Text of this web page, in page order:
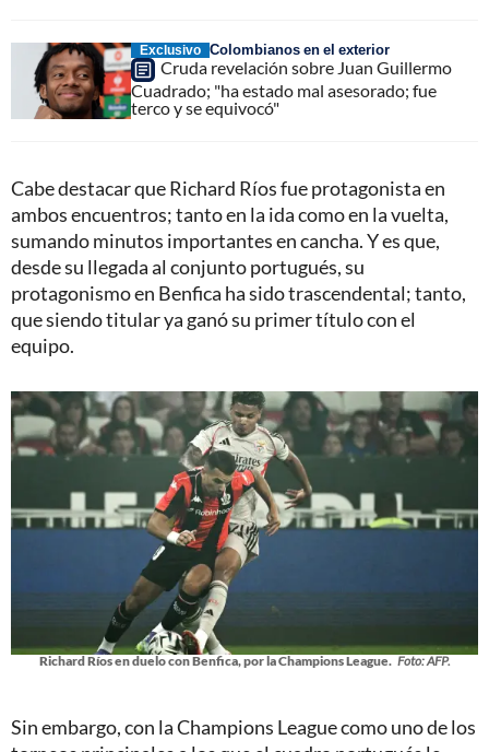
Exclusivo Colombianos en el exterior
Cruda revelación sobre Juan Guillermo
Cuadrado; "ha estado mal asesorado; fue
terco y se equivocó"
Cabe destacar que Richard Ríos fue protagonista en
ambos encuentros; tanto en la ida como en la vuelta,
sumando minutos importantes en cancha. Y es que,
desde su llegada al conjunto portugués, su
protagonismo en Benfica ha sido trascendental; tanto,
que siendo titular ya ganó su primer título con el
equipo.
Richard Ríos en duelo con Benfica, por la Champions League. Foto: AFP.
Sin embargo, con la Champions League como uno de los